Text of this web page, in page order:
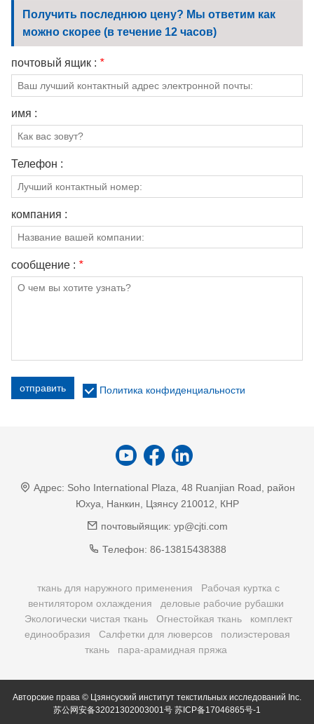
Получить последнюю цену? Мы ответим как
можно скорее (в течение 12 часов)
почтовый ящик : *
имя :
Телефон :
компания :
сообщение : *
отправить Политика конфиденциальности
Адрес: Soho International Plaza, 48 Ruanjian Road, район
Юхуа, Нанкин, Цзянсу 210012, КНР
почтовыйящик: yp@cjti.com
Телефон: 86-13815438388
ткань для наружного применения
Рабочая куртка с
вентилятором охлаждения
деловые рабочие рубашки
Экологически чистая ткань
Огнестойкая ткань
комплект
единообразия
Салфетки для люверсов
полиэстеровая
ткань
пара-арамидная пряжа
Авторские права © Цзянсуский институт текстильных исследований Inc.
苏公网安备32021302003001号 苏ICP备17046865号-1